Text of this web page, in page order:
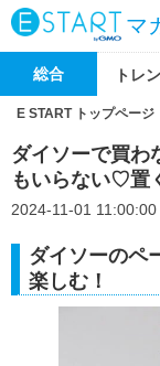
マ
総合 トレ
E START トップページ
ダイソーで買わ
もいらない♡置
2024-11-01 11:00:00
ダイソーのペ
楽しむ！